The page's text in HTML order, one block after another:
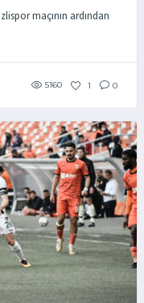
maçının ardından
5160 1 0